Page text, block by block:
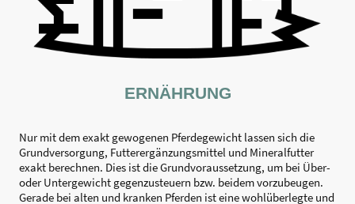
ERNÄHRUNG
Nur mit dem exakt gewogenen Pferdegewicht lassen sich die
Grundversorgung, Futterergänzungsmittel und Mineralfutter
exakt berechnen. Dies ist die Grundvoraussetzung, um bei Über-
oder Untergewicht gegenzusteuern bzw. beidem vorzubeugen.
Gerade bei alten und kranken Pferden ist eine wohlüberlegte und